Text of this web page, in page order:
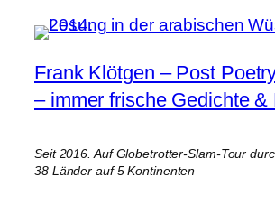
Inhalt
springen
Frank Klötgen – Post
– immer frische Gedichte &
Seit 2016. Auf Globetrotter-Slam-Tour
38 Länder auf 5 Kontinenten